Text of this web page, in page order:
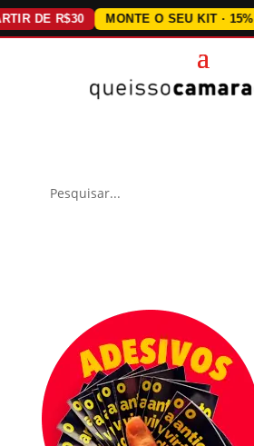
R$30 MONTE O SEU KIT · 15% OFF